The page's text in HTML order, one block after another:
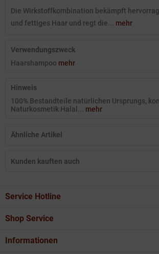
Die Wirkstoffkombination bekämpft
und fettiges Haar und regt die... mehr
Verwendungszweck
Haarshampoo mehr
Hinweis
100% Bestandteile natürlichen Ursprungs,
Naturkosmetik Halal... mehr
Ähnliche Artikel
Kunden kauften auch
Service Hotline
Shop Service
Informationen